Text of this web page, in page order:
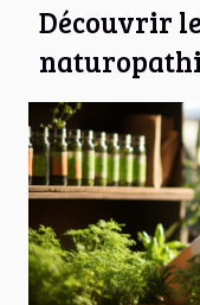
Découvrir